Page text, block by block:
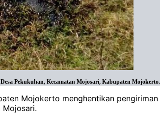
Pekukuhan, Kecamatan Mojosari, Kabupaten
Mojokerto menghentikan
Mojosari.